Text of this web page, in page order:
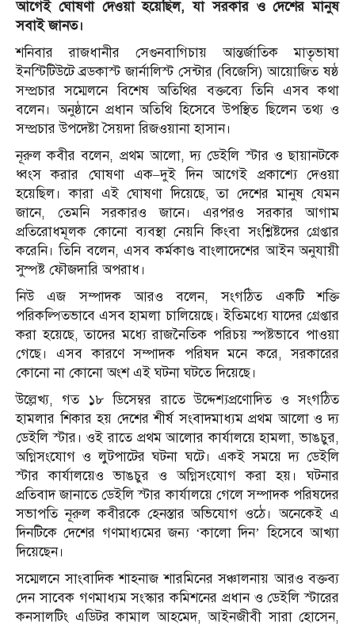
আগেই ঘোষণা দেওয়া হয়েছিল, যা সরকার ও দেশের মানুষ
সবাই জানত।
শনিবার রাজধানীর সেগুনবাগিচায় আন্তর্জাতিক মাতৃভাষা
ইনস্টিটিউটে ব্রডকাস্ট জার্নালিস্ট সেন্টার (বিজেসি) আয়োজিত ষষ্ঠ
সম্প্রচার সম্মেলনে বিশেষ অতিথির বক্তব্যে তিনি এসব কথা
বলেন। অনুষ্ঠানে প্রধান অতিথি হিসেবে উপস্থিত ছিলেন তথ্য ও
সম্প্রচার উপদেষ্টা সৈয়দা রিজওয়ানা হাসান।
নূরুল কবীর বলেন, প্রথম আলো, দ্য ডেইলি স্টার ও ছায়ানটকে
ধ্বংস করার ঘোষণা এক–দুই দিন আগেই প্রকাশ্যে দেওয়া
হয়েছিল। কারা এই ঘোষণা দিয়েছে, তা দেশের মানুষ যেমন
জানে, তেমনি সরকারও জানে। এরপরও সরকার আগাম
প্রতিরোধমূলক কোনো ব্যবস্থা নেয়নি কিংবা সংশ্লিষ্টদের গ্রেপ্তার
করেনি। তিনি বলেন, এসব কর্মকাণ্ড বাংলাদেশের আইন অনুযায়ী
সুস্পষ্ট ফৌজদারি অপরাধ।
নিউ এজ সম্পাদক আরও বলেন, সংগঠিত একটি শক্তি
পরিকল্পিতভাবে এসব হামলা চালিয়েছে। ইতিমধ্যে যাদের গ্রেপ্তার
করা হয়েছে, তাদের মধ্যে রাজনৈতিক পরিচয় স্পষ্টভাবে পাওয়া
গেছে। এসব কারণে সম্পাদক পরিষদ মনে করে, সরকারের
কোনো না কোনো অংশ এই ঘটনা ঘটতে দিয়েছে।
উল্লেখ্য, গত ১৮ ডিসেম্বর রাতে উদ্দেশ্যপ্রণোদিত ও সংগঠিত
হামলার শিকার হয় দেশের শীর্ষ সংবাদমাধ্যম প্রথম আলো ও দ্য
ডেইলি স্টার। ওই রাতে প্রথম আলোর কার্যালয়ে হামলা, ভাঙচুর,
অগ্নিসংযোগ ও লুটপাটের ঘটনা ঘটে। একই সময়ে দ্য ডেইলি
স্টার কার্যালয়েও ভাঙচুর ও অগ্নিসংযোগ করা হয়। ঘটনার
প্রতিবাদ জানাতে ডেইলি স্টার কার্যালয়ে গেলে সম্পাদক পরিষদের
সভাপতি নূরুল কবীরকে হেনস্তার অভিযোগ ওঠে। অনেকেই এ
দিনটিকে দেশের গণমাধ্যমের জন্য ‘কালো দিন’ হিসেবে আখ্যা
দিয়েছেন।
সম্মেলনে সাংবাদিক শাহনাজ শারমিনের সঞ্চালনায় আরও বক্তব্য
দেন সাবেক গণমাধ্যম সংস্কার কমিশনের প্রধান ও ডেইলি স্টারের
কনসালটিং এডিটর কামাল আহমেদ, আইনজীবী সারা হোসেন,